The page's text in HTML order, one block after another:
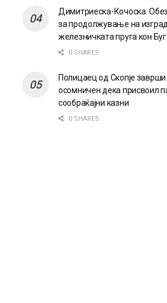
Димитриеска-Кочоска:
за продолжување на
железничката пруга кон
0 SHARES
Полицаец од Скопје
осомничен дека присвоил
сообраќајни казни
0 SHARES